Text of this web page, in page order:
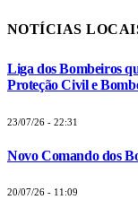
NOTÍCIAS
Liga dos Bombeiros
Proteção Civil e
23/07/26 - 22:31
Novo Comando dos
20/07/26 - 11:09